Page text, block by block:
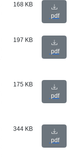
168 KB
pdf
197 KB
pdf
175 KB
pdf
344 KB
pdf